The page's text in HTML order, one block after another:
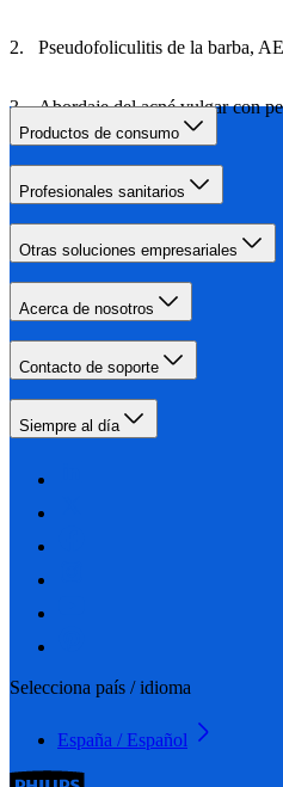
Pseudofoliculitis de la barba,
Abordaje del acné vulgar con
Enfermería
Productos de consumo
Profesionales sanitarios
Otras soluciones empresariales
Acerca de nosotros
Contacto de soporte
Siempre al día
Selecciona país / idioma
España / Español